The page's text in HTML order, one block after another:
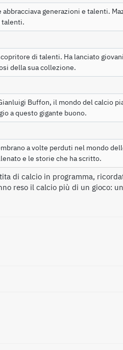
generazioni e talenti.
talenti.
di talenti. Ha lanciato
della sua collezione.
Buffon, il mondo del calcio
a questo gigante buono.
a volte perduti nel mondo
e le storie che ha scritto.
di calcio in programma,
reso il calcio più di un gioco: